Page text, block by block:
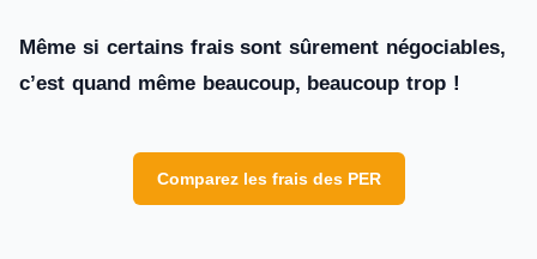
Même si certains frais sont sûrement négociables,
c’est quand même beaucoup, beaucoup trop !
Comparez les frais des PER